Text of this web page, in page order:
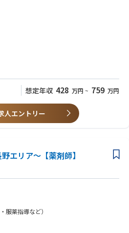
エリア）で分離申請されていますので、調
です。
おり、お車でアクセスがしやすいエリアで
とで共通のため、ストレスなくお仕事が可
想定年収 428 万円 ~ 759 万円
人エントリー
エリア～【薬剤師】
服薬指導など）